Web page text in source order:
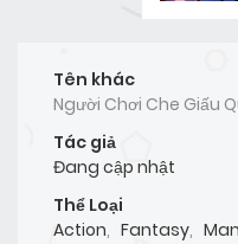
Tên khác
Người Chơi Che Giấu
Tác giả
Đang cập nhật
Thể Loại
Action, Fantasy,